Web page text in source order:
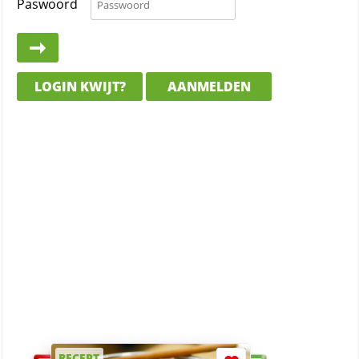
Paswoord
LOGIN KWIJT? AANMELDEN